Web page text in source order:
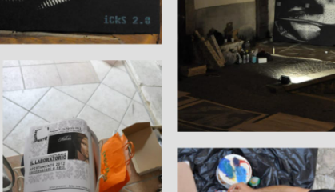
R
E
A
I
P
E
R
I
T
I
L
D
O